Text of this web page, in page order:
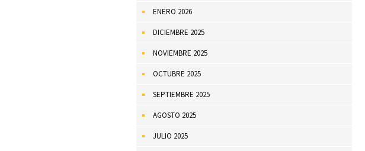
ENERO 2026
DICIEMBRE 2025
NOVIEMBRE 2025
OCTUBRE 2025
SEPTIEMBRE 2025
AGOSTO 2025
JULIO 2025